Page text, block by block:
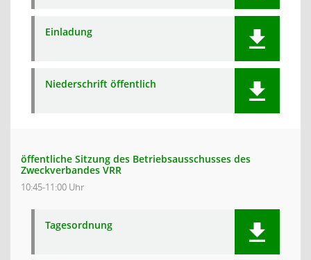
Einladung
Niederschrift öffentlich
öffentliche Sitzung des Betriebsausschusses des
Zweckverbandes VRR
10:45-11:00 Uhr
Tagesordnung